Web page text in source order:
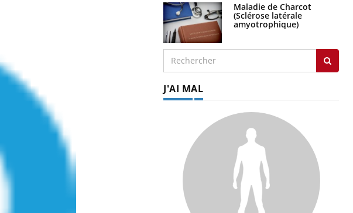
Maladie de Charcot
(Sclérose latérale
amyotrophique)
J'AI MAL